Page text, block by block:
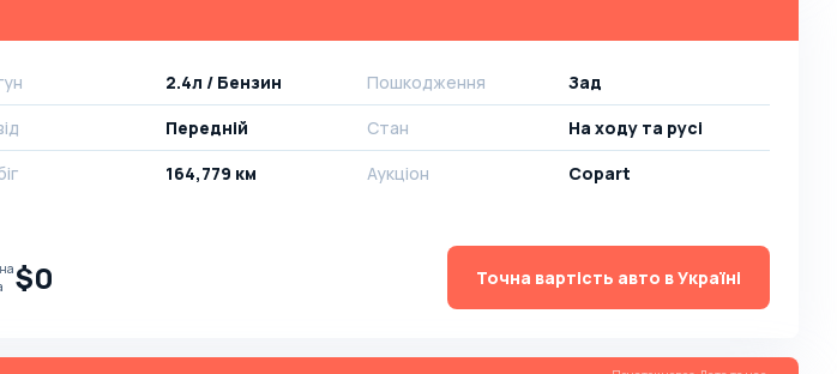
2.4л / Бензин
Передній
164,779 км
Пошкодження
Зад
Стан
На ​​ходу та русі
Аукціон
Copart
$0 Точна вартість авто в Україні